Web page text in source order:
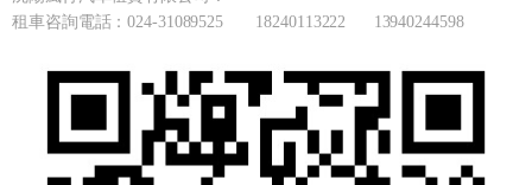
租車咨詢電話：024-31089525 18240113222 13940244598